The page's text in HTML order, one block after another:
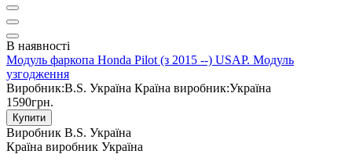
В наявності
Модуль фаркопа Honda Pilot (з 2015 --) USAP. Модуль
узгодження
Виробник:B.S. Україна Країна виробник:Україна
1590грн.
Купити
Виробник B.S. Україна
Країна виробник Україна